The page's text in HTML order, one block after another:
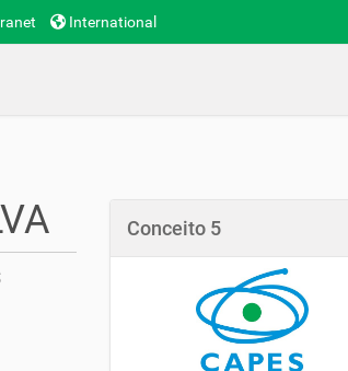
International
Conceito 5